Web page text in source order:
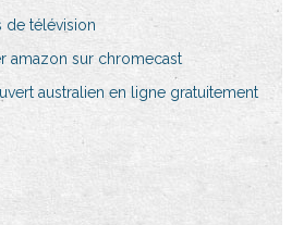
de télévision
amazon sur chromecast
australien en ligne gratuitement